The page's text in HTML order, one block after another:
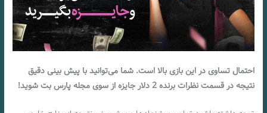
احتمال تساوی در این بازی بالا است. شما می‌توانید با پیش بینی دقیق
نتیجه در قسمت نظرات برنده 2 دلار جایزه از سوی مجله پارس بت شوید!